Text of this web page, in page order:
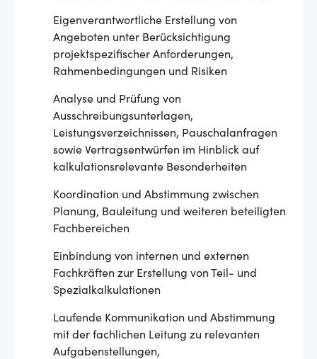
Eigenverantwortliche Erstellung von
Angeboten unter Berücksichtigung
projektspezifischer Anforderungen,
Rahmenbedingungen und Risiken
Analyse und Prüfung von
Ausschreibungsunterlagen,
Leistungsverzeichnissen, Pauschalanfragen
sowie Vertragsentwürfen im Hinblick auf
kalkulationsrelevante Besonderheiten
Koordination und Abstimmung zwischen
Planung, Bauleitung und weiteren beteiligten
Fachbereichen
Einbindung von internen und externen
Fachkräften zur Erstellung von Teil- und
Spezialkalkulationen
Laufende Kommunikation und Abstimmung
mit der fachlichen Leitung zu relevanten
Aufgabenstellungen,